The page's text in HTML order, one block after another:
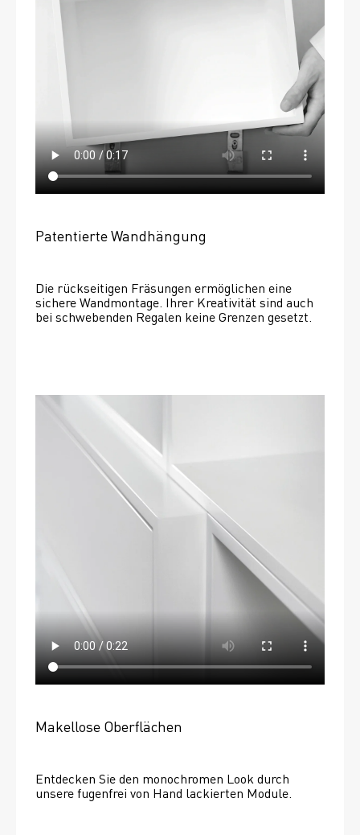
Patentierte Wandhängung
Die rückseitigen Fräsungen ermöglichen eine
sichere Wandmontage. Ihrer Kreativität sind auch
bei schwebenden Regalen keine Grenzen gesetzt.
Makellose Oberflächen
Entdecken Sie den monochromen Look durch
unsere fugenfrei von Hand lackierten Module.